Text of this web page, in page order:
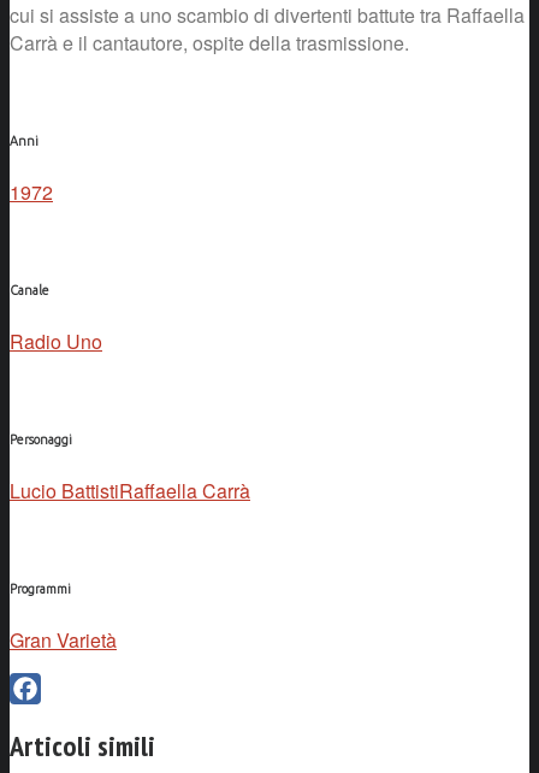
cui si assiste a uno scambio di divertenti battute tra Raffaella
Carrà e il cantautore, ospite della trasmissione.
Anni
1972
Canale
Radio Uno
Personaggi
Lucio BattistiRaffaella Carrà
Programmi
Gran Varietà
Articoli simili